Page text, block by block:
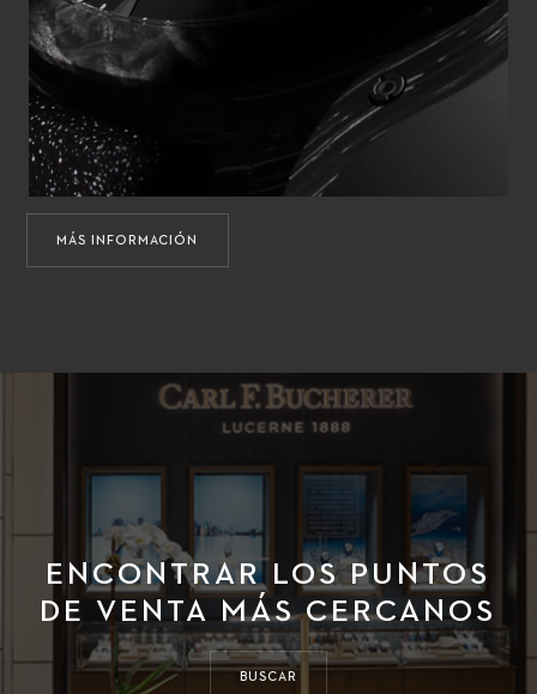
MÁS INFORMACIÓN
ENCONTRAR LOS PUNTOS
DE VENTA MÁS CERCANOS
BUSCAR